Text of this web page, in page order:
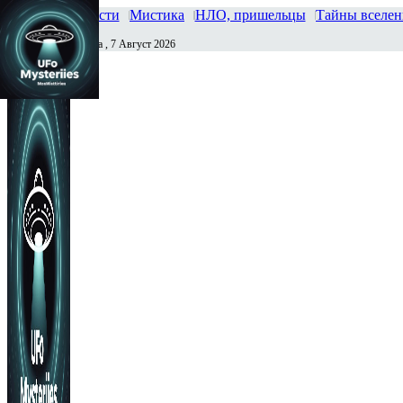
Главная Новости Мистика НЛО, пришельцы Тайны
Сегодня Пятница , 7 Август 2026